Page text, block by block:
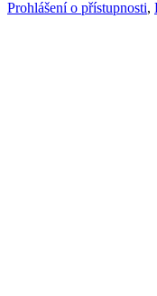
Prohlášení o přístupnosti,